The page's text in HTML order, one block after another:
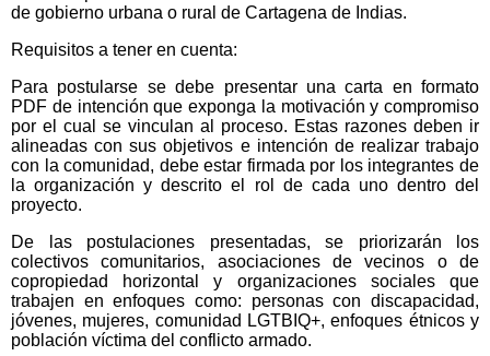
de gobierno urbana o rural de Cartagena de Indias.
Requisitos a tener en cuenta:
Para postularse se debe presentar una carta en formato
PDF de intención que exponga la motivación y compromiso
por el cual se vinculan al proceso. Estas razones deben ir
alineadas con sus objetivos e intención de realizar trabajo
con la comunidad, debe estar firmada por los integrantes de
la organización y descrito el rol de cada uno dentro del
proyecto.
De las postulaciones presentadas, se priorizarán los
colectivos comunitarios, asociaciones de vecinos o de
copropiedad horizontal y organizaciones sociales que
trabajen en enfoques como: personas con discapacidad,
jóvenes, mujeres, comunidad LGTBIQ+, enfoques étnicos y
población víctima del conflicto armado.